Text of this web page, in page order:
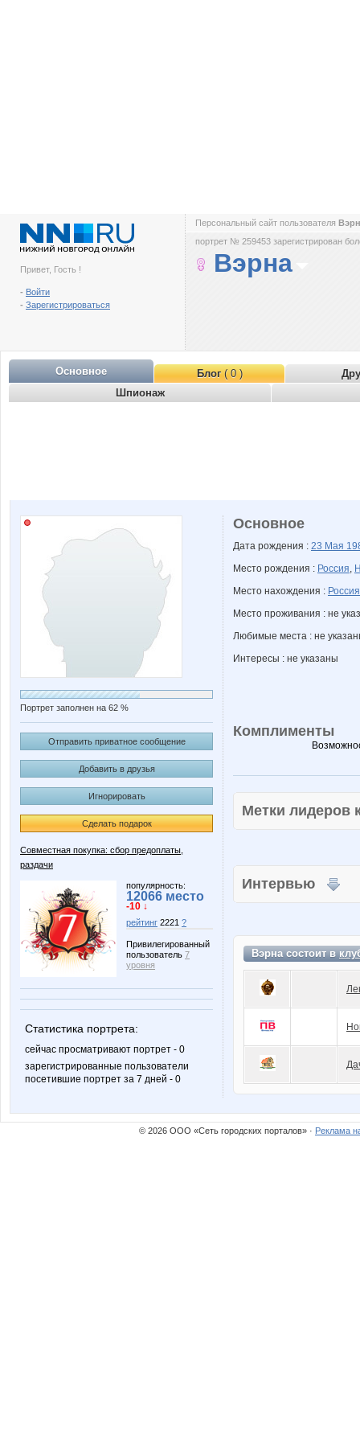
Привет, Гость !
- Войти
- Зарегистрироваться
Персональный сайт пользователя
портрет № 259453 зарегистрирован
Вэрна
Основное Блог( 0 )
Шпионаж
Портрет заполнен на 62 %
Отправить приватное сообщение
Добавить в друзья
Игнорировать
Сделать подарок
Совместная покупка: сбор предоплаты,
раздачи
популярность:
12066 место
-10 ↓
рейтинг 2221 ?
Привилегированный
пользователь 7
уровня
Статистика портрета:
сейчас просматривают портрет - 0
зарегистрированные пользователи
посетившие портрет за 7 дней - 0
Основное
Дата рождения : 23 Мая
Место рождения : Россия,
Место нахождения : Россия
Место проживания : не
Любимые места : не
Интересы : не указаны
Комплименты
Метки
Интервью
Вэрна состоит в
© 2026 ООО «Сеть городских порталов» · Реклама